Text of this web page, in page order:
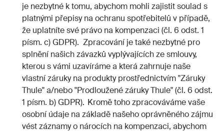
je nezbytné k tomu, abychom mohli zajistit soulad s
platnými přepisy na ochranu spotřebitelů v případě,
že uplatníte své právo na kompenzaci (čl. 6 odst. 1
písm. c) GDPR). Zpracování je také nezbytné pro
splnění našich závazků vyplývajících ze smlouvy,
kterou s vámi uzavíráme a která zahrnuje naše
vlastní záruky na produkty prostřednictvím "Záruky
Thule" a/nebo "Prodloužené záruky Thule" (čl. 6 odst.
1 písm. b) GDPR). Kromě toho zpracováváme vaše
osobní údaje na základě našeho oprávněného zájmu
vést záznamy o nárocích na kompenzaci, abychom